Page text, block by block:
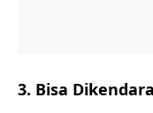
3. Bisa